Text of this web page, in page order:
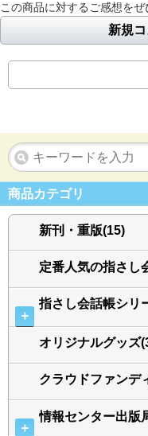
この商品に対するご感想をぜ
新規
商品カテゴリ
新刊・重版(15)
定番人気の指さし
＋
指さし会話帳シリ
オリジナルグッズ
クラウドファンデ
＋
情報センター出版